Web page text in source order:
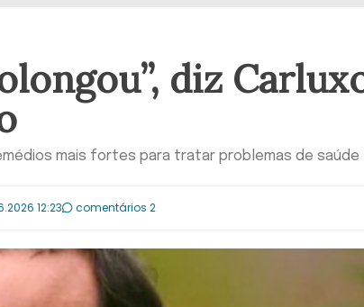
diz
mais fortes para tratar problemas de saúde
12:23 comentários 2